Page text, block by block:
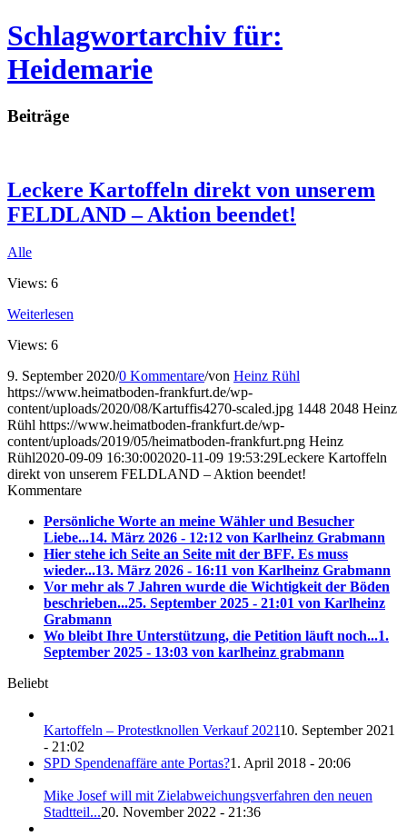
Schlagwortarchiv für:
Heidemarie
Beiträge
Leckere Kartoffeln direkt von unserem
FELDLAND – Aktion beendet!
Alle
Views: 6
Weiterlesen
Views: 6
9. September 2020/0 Kommentare/von Heinz Rühl
https://www.heimatboden-frankfurt.de/wp-
content/uploads/2020/08/Kartuffis4270-scaled.jpg 1448 2048 Heinz
Rühl https://www.heimatboden-frankfurt.de/wp-
content/uploads/2019/05/heimatboden-frankfurt.png Heinz
Rühl2020-09-09 16:30:002020-11-09 19:53:29Leckere Kartoffeln
direkt von unserem FELDLAND – Aktion beendet!
Kommentare
Persönliche Worte an meine Wähler und Besucher
Liebe...14. März 2026 - 12:12 von Karlheinz Grabmann
Hier stehe ich Seite an Seite mit der BFF. Es muss
wieder...13. März 2026 - 16:11 von Karlheinz Grabmann
Vor mehr als 7 Jahren wurde die Wichtigkeit der Böden
beschrieben...25. September 2025 - 21:01 von Karlheinz
Grabmann
Wo bleibt Ihre Unterstützung, die Petition läuft noch...1.
September 2025 - 13:03 von karlheinz grabmann
Beliebt
Kartoffeln – Protestknollen Verkauf 202110. September 2021
- 21:02
SPD Spendenaffäre ante Portas?1. April 2018 - 20:06
Mike Josef will mit Zielabweichungsverfahren den neuen
Stadtteil...20. November 2022 - 21:36